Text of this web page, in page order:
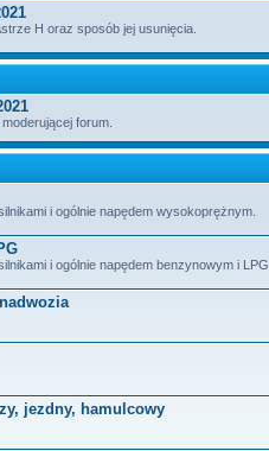
H oraz sposób jej usunięcia.
forum.
i ogólnie napędem wysokoprężnym.
i ogólnie napędem benzynowym i LPG.
jezdny, hamulcowy